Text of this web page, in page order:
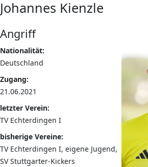
Johannes Kienzle
Angriff
Nationalität:
Deutschland
Zugang:
21.06.2021
letzter Verein:
TV Echterdingen I
bisherige Vereine:
TV Echterdingen I, eigene Jugend,
SV Stuttgarter-Kickers